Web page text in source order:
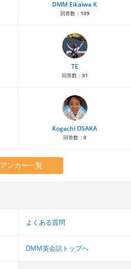
DMM Eikaiwa K
回答数： 109
TE
回答数： 31
Kogachi OSAKA
回答数： 0
アンカー一覧
よくある質問
DMM英会話トップへ